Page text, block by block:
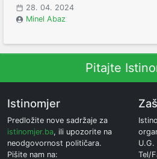
28. 04. 2024
Minel Abaz
Pitajte
Istinomjer
Predložite nove sadržaje za
istinomjer.ba, ili upozorite na
neodgovornost političara.
Pišite nam na:
U.G.
Tel/